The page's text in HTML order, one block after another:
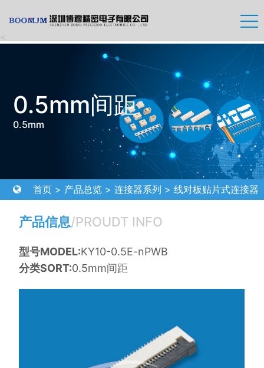
<
0.5mm间距
0.5mm
首页 > 产品总览 >连接器系列 >线对板贴片式连接器
产品信息/PROUDT INFO
型号MODEL:KY10-0.5E-nPWB
分类SORT:0.5mm间距